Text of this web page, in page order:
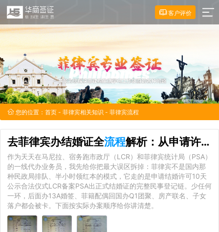
客户评价
您的位置： 首页 - 菲律宾相关知识 - 菲律宾流程
去菲律宾办结婚证全流程解析：从申请许可到PSA认证避坑指南
作为天天在马尼拉、宿务跑市政厅（LCR）和菲律宾统计局（PSA）
的一线代办业务员，我先给你把最大误区拆掉：菲律宾不是国内那
种民政局排队、半小时领红本的模式，它走的是申请结婚许可10天
公示合法仪式LCR备案PSA出正式结婚证的完整民事登记链。少任何
一环，后面办13A婚签、菲籍配偶回国办Q1团聚、房产联名、子女
落户都会被卡。下面按实际办案顺序给你讲清楚。